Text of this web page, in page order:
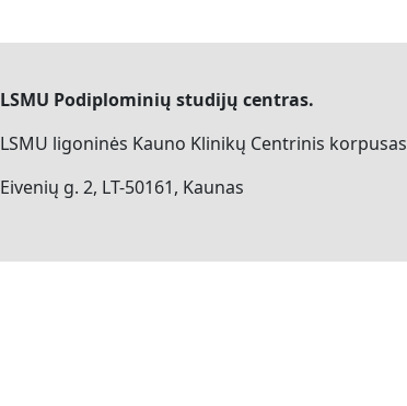
LSMU Podiplominių studijų centras.
LSMU ligoninės Kauno Klinikų Centrinis korpusas
Eivenių g. 2, LT-50161, Kaunas